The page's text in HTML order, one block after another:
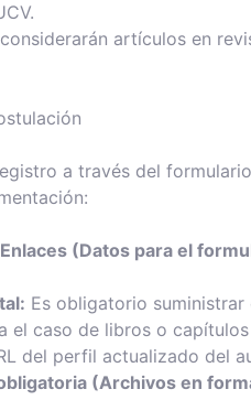
artículos en
a través del
(Datos para el
Es obligatorio suministrar
el caso de libros o
del perfil actualizado del
(Archivos en